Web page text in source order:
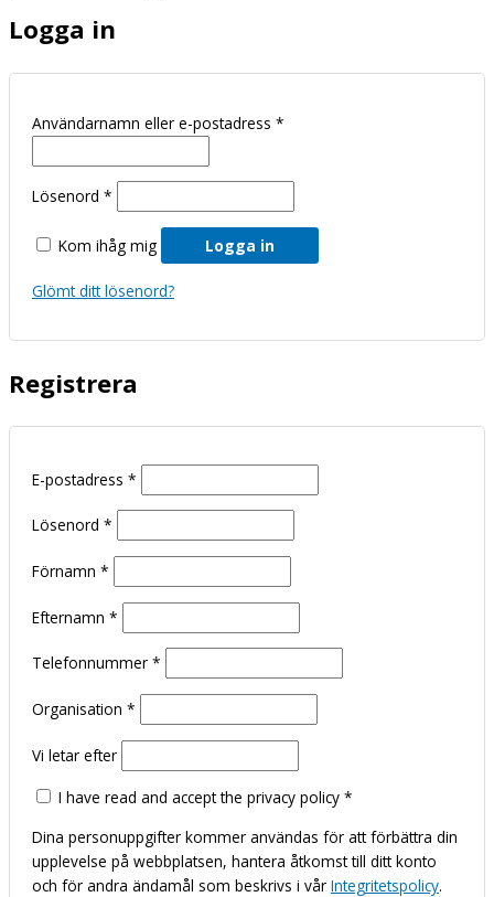
Logga in
Användarnamn eller e-postadress *
Lösenord *
Kom ihåg mig Logga in
Glömt ditt lösenord?
Registrera
E-postadress *
Lösenord *
Förnamn *
Efternamn *
Telefonnummer *
Organisation *
Vi letar efter
I have read and accept the privacy policy *
Dina personuppgifter kommer användas för att förbättra din
upplevelse på webbplatsen, hantera åtkomst till ditt konto
och för andra ändamål som beskrivs i vår Integritetspolicy.